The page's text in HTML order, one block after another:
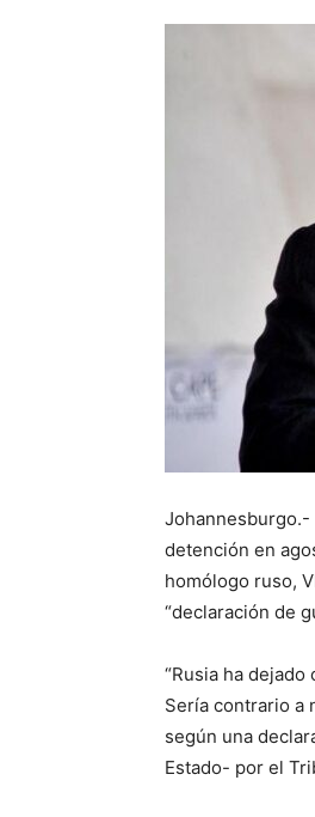
Johannesburgo.-
detención en
homólogo ruso,
“declaración de
“Rusia ha
Sería contrario a
según una
Estado- por el